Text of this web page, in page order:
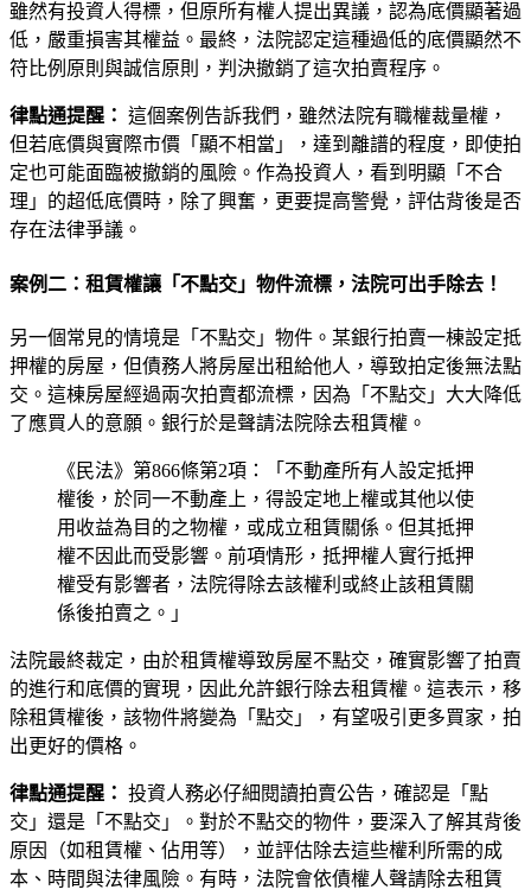
雖然有投資人得標，但原所有權人提出異議，認為底價顯著過
低，嚴重損害其權益。最終，法院認定這種過低的底價顯然不
符比例原則與誠信原則，判決撤銷了這次拍賣程序。
律點通提醒： 這個案例告訴我們，雖然法院有職權裁量權，
但若底價與實際市價「顯不相當」，達到離譜的程度，即使拍
定也可能面臨被撤銷的風險。作為投資人，看到明顯「不合
理」的超低底價時，除了興奮，更要提高警覺，評估背後是否
存在法律爭議。
案例二：租賃權讓「不點交」物件流標，法院可出手除去！
另一個常見的情境是「不點交」物件。某銀行拍賣一棟設定抵
押權的房屋，但債務人將房屋出租給他人，導致拍定後無法點
交。這棟房屋經過兩次拍賣都流標，因為「不點交」大大降低
了應買人的意願。銀行於是聲請法院除去租賃權。
《民法》第866條第2項：「不動產所有人設定抵押
權後，於同一不動產上，得設定地上權或其他以使
用收益為目的之物權，或成立租賃關係。但其抵押
權不因此而受影響。前項情形，抵押權人實行抵押
權受有影響者，法院得除去該權利或終止該租賃關
係後拍賣之。」
法院最終裁定，由於租賃權導致房屋不點交，確實影響了拍賣
的進行和底價的實現，因此允許銀行除去租賃權。這表示，移
除租賃權後，該物件將變為「點交」，有望吸引更多買家，拍
出更好的價格。
律點通提醒： 投資人務必仔細閱讀拍賣公告，確認是「點
交」還是「不點交」。對於不點交的物件，要深入了解其背後
原因（如租賃權、佔用等），並評估除去這些權利所需的成
本、時間與法律風險。有時，法院會依債權人聲請除去租賃